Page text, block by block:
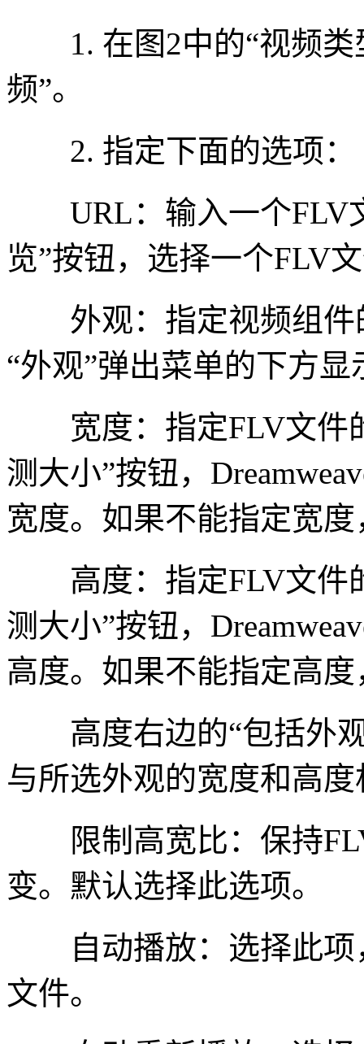
1. 在图2中的“视频类
频”。
2. 指定下面的选项：
URL：输入一个FLV
览”按钮，选择一个FLV
外观：指定视频组件
“外观”弹出菜单的下方
宽度：指定FLV文件
测大小”按钮，
宽度。如果不能指定宽
高度：指定FLV文件
测大小”按钮，
高度。如果不能指定高
高度右边的“包括外观
与所选外观的宽度和高
限制高宽比：保持
变。默认选择此选项。
自动播放：选择此项
文件。